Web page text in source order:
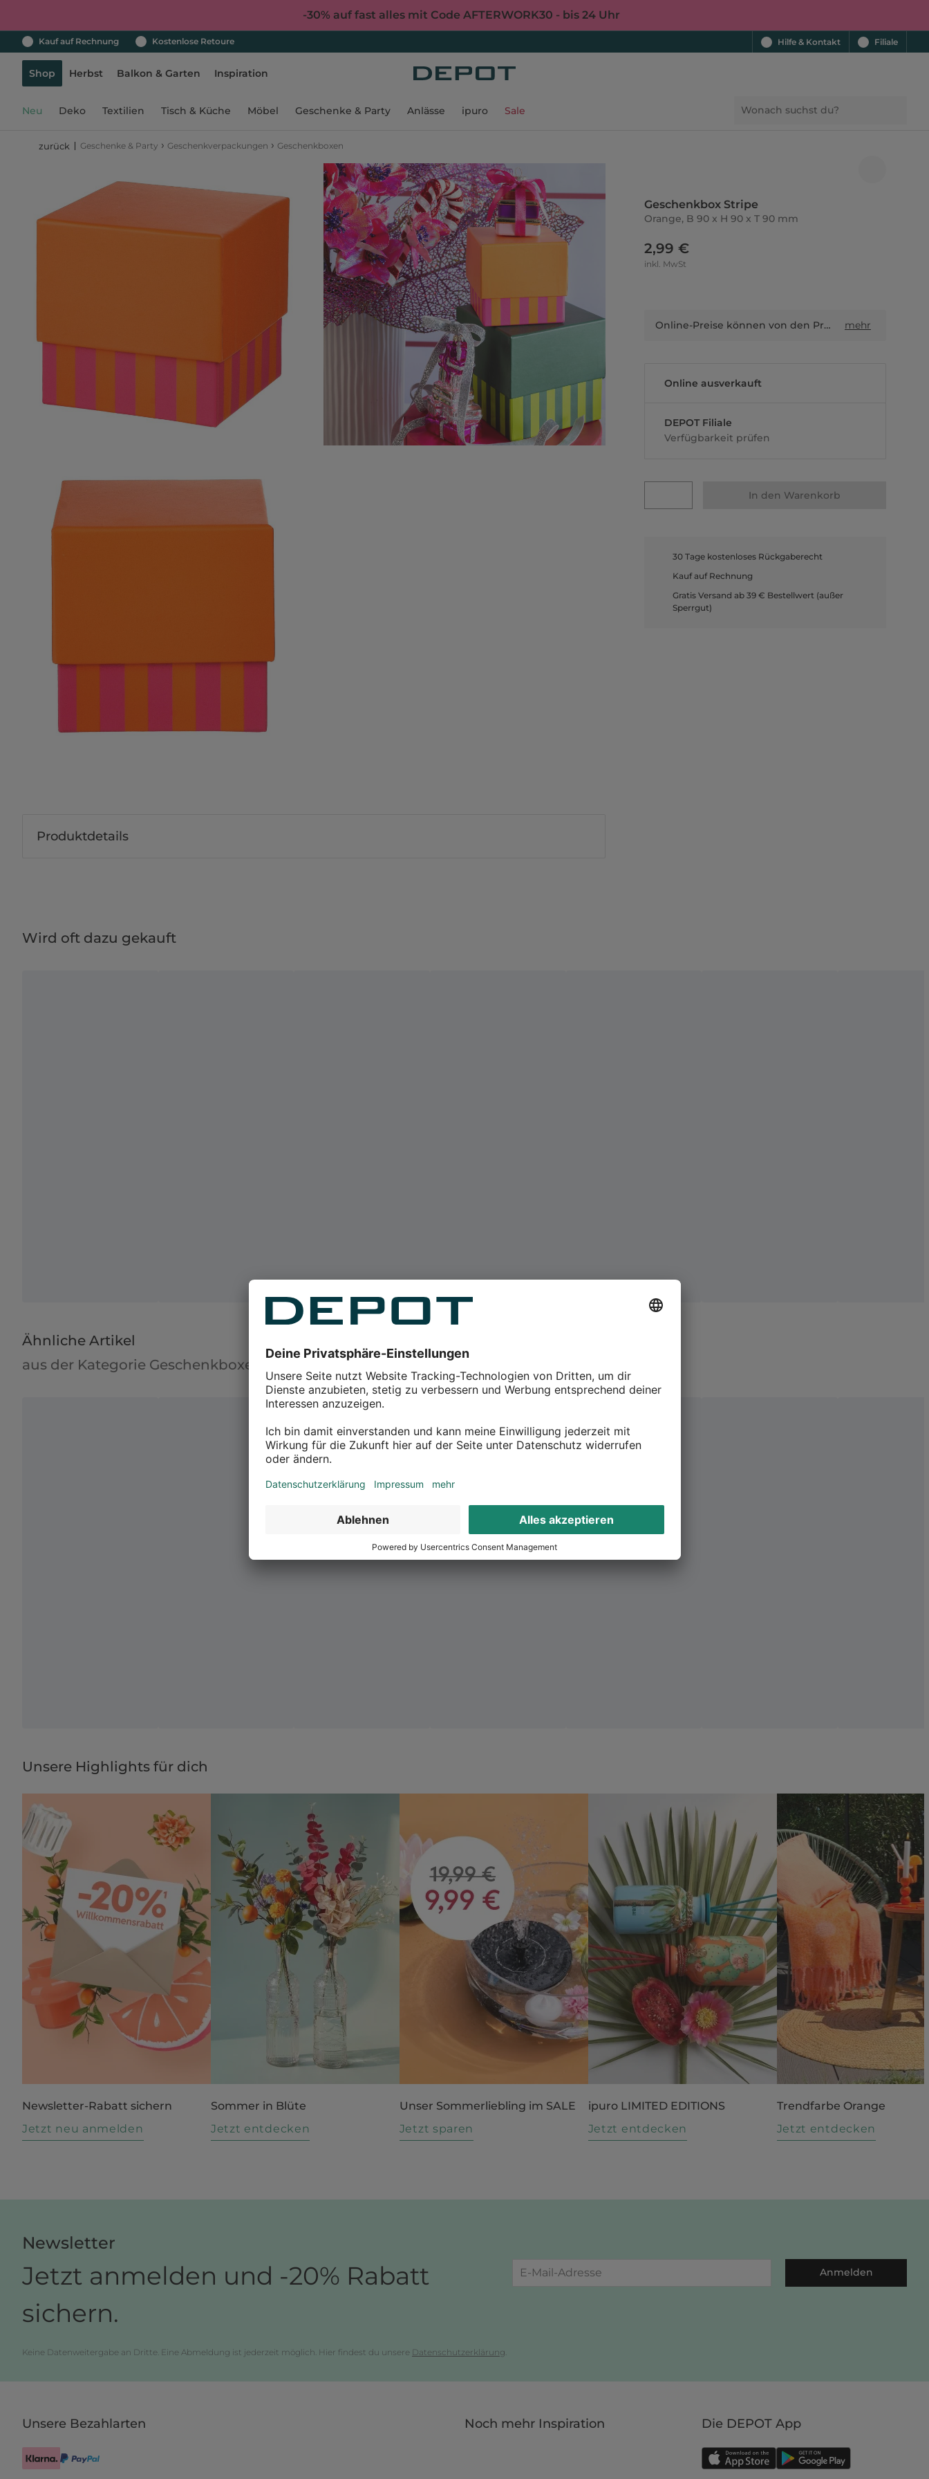
-30% auf fast alles mit Code AFTERWORK30 - bis 24 Uhr
Kauf auf Rechnung Kostenlose Retoure Hilfe & Kontakt Filiale
Shop Herbst Balkon & Garten Inspiration
Neu Deko Textilien Tisch & Küche Möbel Geschenke & Party Anlässe ipuro Sale
zurück Geschenke & Party › Geschenkverpackungen › Geschenkboxen
Geschenkbox Stripe
Orange, B 90 x H 90 x T 90 mm
2,99 €
inkl. MwSt
Online-Preise können von den Preisen in Filialen sowie Shop-in-Shop-Flächen abweichen. mehr
Online ausverkauft
DEPOT Filiale
Verfügbarkeit prüfen
In den Warenkorb
30 Tage kostenloses Rückgaberecht
Kauf auf Rechnung
Gratis Versand ab 39 € Bestellwert (außer
Sperrgut)
Produktdetails
Wird oft dazu gekauft
Ähnliche Artikel
aus der Kategorie Geschenkboxen
Unsere Highlights für dich
Newsletter-Rabatt sichern
Jetzt neu anmelden
Sommer in Blüte
Jetzt entdecken
Unser Sommerliebling im SALE
Jetzt sparen
ipuro LIMITED EDITIONS
Jetzt entdecken
Trendfarbe Orange
Jetzt entdecken
Newsletter
Jetzt anmelden und -20% Rabatt
sichern.
Anmelden
Keine Datenweitergabe an Dritte. Eine Abmeldung ist jederzeit möglich. Hier findest du unsere Datenschutzerklärung.
Unsere Bezahlarten Noch mehr Inspiration Die DEPOT App